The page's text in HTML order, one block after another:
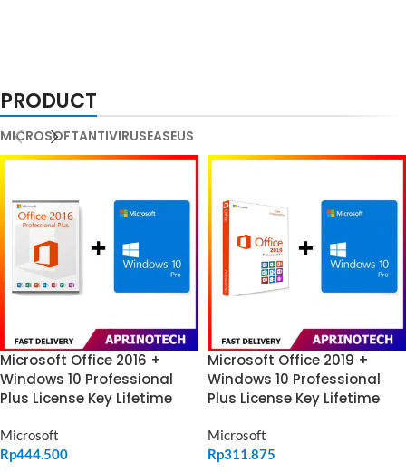
PRODUCT
MICROSOFTANTIVIRUSEASEUS
Microsoft Office 2016 +
Windows 10 Professional
Plus License Key Lifetime
Microsoft
Rp444.500
Microsoft Office 2019 +
Windows 10 Professional
Plus License Key Lifetime
Microsoft
Rp311.875